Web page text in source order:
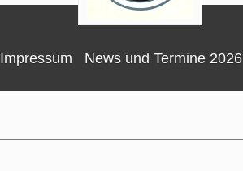
Impressum News und Termine 2026